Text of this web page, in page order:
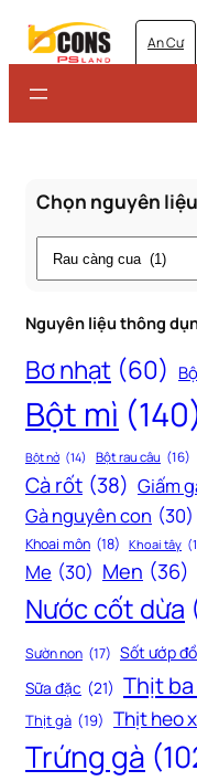
An Cư
Chọn nguyên liệu
Thẻ
Nguyên liệu thông
Bơ nhạt (60)
Bột mì
Bột nở (14) Bột rau câu (16)
Cà rốt (38) Giấm
Gà nguyên con (30)
Khoai môn (18) Khoai tây
Me (30) Men (36)
Nước cốt dừa
Sườn non (17) Sốt ướp
Sữa đặc (21) Thịt
Thịt gà (19) Thịt heo
Trứng gà